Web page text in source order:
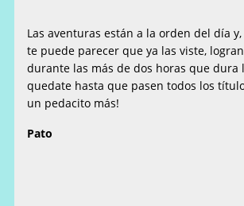
Las aventuras están a la orden del día
te puede parecer que ya las viste,
durante las más de dos horas que dura
quedate hasta que pasen todos los
un pedacito más!
Pato